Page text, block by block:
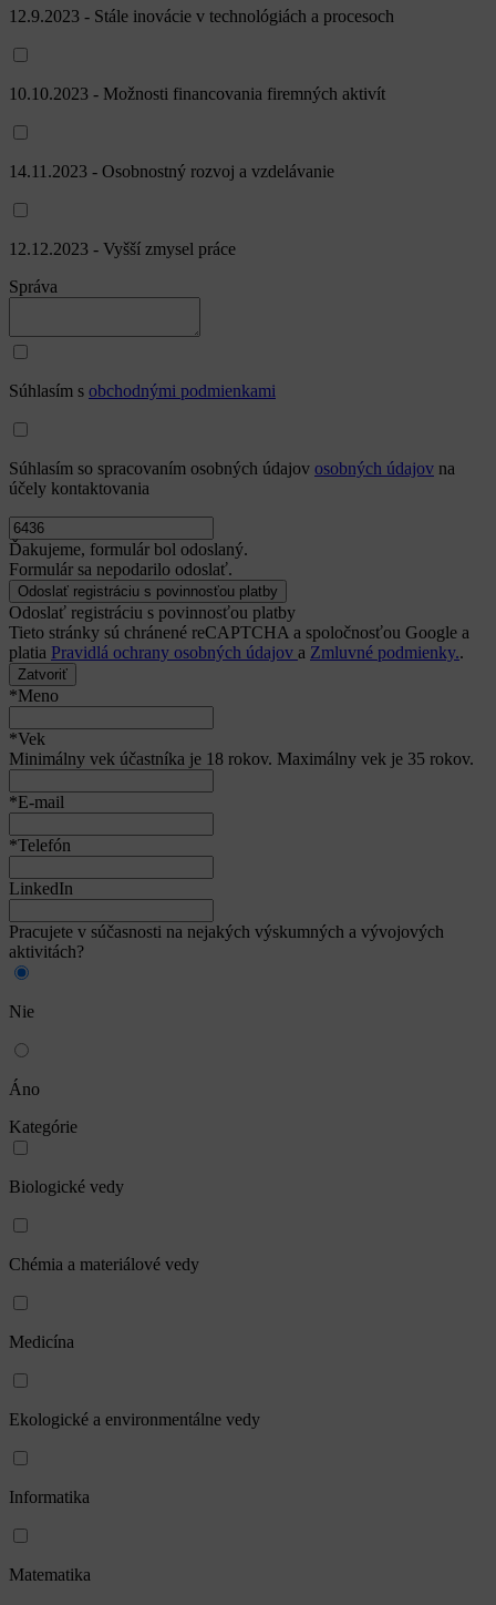
12.9.2023 - Stále inovácie v technológiách a procesoch
10.10.2023 - Možnosti financovania firemných aktivít
14.11.2023 - Osobnostný rozvoj a vzdelávanie
12.12.2023 - Vyšší zmysel práce
Správa
Súhlasím s obchodnými podmienkami
Súhlasím so spracovaním osobných údajov osobných údajov na
účely kontaktovania
Ďakujeme, formulár bol odoslaný.
Formulár sa nepodarilo odoslať.
Odoslať registráciu s povinnosťou platby
Tieto stránky sú chránené reCAPTCHA a spoločnosťou Google a
platia Pravidlá ochrany osobných údajov a Zmluvné podmienky..
Zatvoriť
*Meno
*Vek
Minimálny vek účastníka je 18 rokov. Maximálny vek je 35 rokov.
*E-mail
*Telefón
LinkedIn
Pracujete v súčasnosti na nejakých výskumných a vývojových
aktivitách?
Nie
Áno
Kategórie
Biologické vedy
Chémia a materiálové vedy
Medicína
Ekologické a environmentálne vedy
Informatika
Matematika